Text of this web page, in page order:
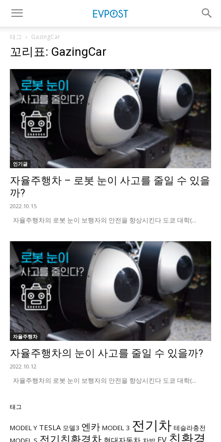
태그 GazingCar
꼬리표: GazingCar
인기글
자율주행차 – 로봇 눈이 사고를 줄일 수 있을
까?
2022.10.15
자율주행차의 로봇 눈이 보행자의 안전을 향상시킨다 도쿄 대학(...
자율주행차
자율주행차의 눈이 사고를 줄일 수 있을까?
2022.10.12
자율주행차의 로봇 눈이 보행자의 안전을 향상시킨다 도쿄 대학(...
태그
MODEL Y TESLA 모델3 엔카 MODEL 3 전기차 테슬라충전
전기친환경차 현대자동차 친환경